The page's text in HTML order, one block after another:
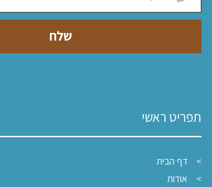
תפריט ראשי
דף הבית
אודות